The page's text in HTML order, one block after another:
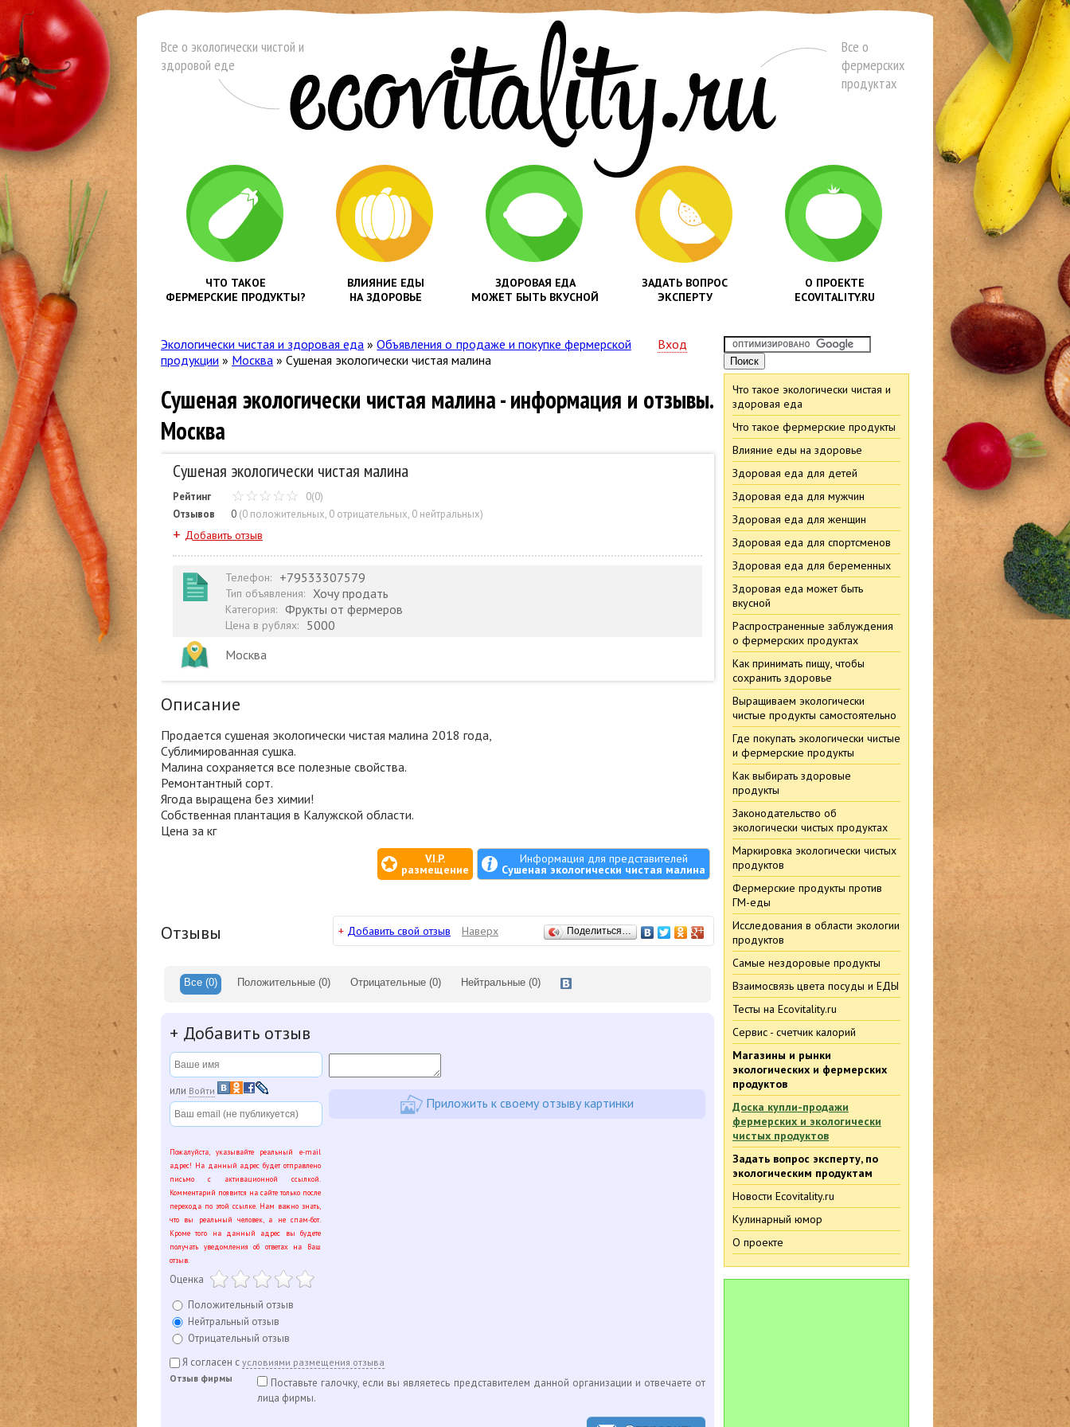
Все о экологически чистой и
здоровой еде
Все о
фермерских
продуктах
ЧТО ТАКОЕ
ФЕРМЕРСКИЕ ПРОДУКТЫ?
ВЛИЯНИЕ ЕДЫ
НА ЗДОРОВЬЕ
ЗДОРОВАЯ ЕДА
МОЖЕТ БЫТЬ ВКУСНОЙ
ЗАДАТЬ ВОПРОС
ЭКСПЕРТУ
О ПРОЕКТЕ
ECOVITALITY.RU
Экологически чистая и здоровая еда »Объявления о продаже и покупке фермерской
продукции » Москва » Сушеная экологически чистая малина
Вход
Сушеная экологически чистая малина - информация и отзывы.
Москва
Сушеная экологически чистая малина
Рейтинг
0(0)
Отзывов
0 (0 положительных, 0 отрицательных, 0 нейтральных)
+ Добавить отзыв
Телефон: +79533307579
Тип объявления: Хочу продать
Категория: Фрукты от фермеров
Цена в рублях:
5000
Москва
Описание
Продается сушеная экологически чистая малина 2018 года,
Сублимированная сушка.
Малина сохраняется все полезные свойства.
Ремонтантный сорт.
Ягода выращена без химии!
Собственная плантация в Калужской области.
Цена за кг
V.I.P.
размещение
Информация для представителей
Сушеная экологически чистая малина
Отзывы + Добавить свой отзыв Наверх Поделиться…
Все (0) Положительные(0) Отрицательные(0) Нейтральные(0)
+ Добавить отзыв
или Войти
Пожалуйста, указывайте реальный e-mail
адрес! На данный адрес будет отправлено
письмо с активационной ссылкой.
Комментарий появится на сайте только после
перехода по этой ссылке. Нам важно знать,
что вы реальный человек, а не спам-бот.
Кроме того на данный адрес вы будете
получать уведомления об ответах на Ваш
отзыв.
Оценка
Положительный отзыв
Нейтральный отзыв
Отрицательный отзыв
Приложить к своему отзыву картинки
Я согласен с условиями размещения отзыва
Отзыв фирмы
Поставьте галочку, если вы являетесь представителем данной организации и отвечаете от
лица фирмы.
Что такое экологически чистая и
здоровая еда
Что такое фермерские продукты
Влияние еды на здоровье
Здоровая еда для детей
Здоровая еда для мужчин
Здоровая еда для женщин
Здоровая еда для спортсменов
Здоровая еда для беременных
Здоровая еда может быть
вкусной
Распространенные заблуждения
о фермерских продуктах
Как принимать пищу, чтобы
сохранить здоровье
Выращиваем экологически
чистые продукты самостоятельно
Где покупать экологически чистые
и фермерские продукты
Как выбирать здоровые
продукты
Законодательство об
экологически чистых продуктах
Маркировка экологически чистых
продуктов
Фермерские продукты против
ГМ-еды
Исследования в области экологии
продуктов
Самые нездоровые продукты
Взаимосвязь цвета посуды и ЕДЫ
Тесты на Ecovitality.ru
Сервис - счетчик калорий
Магазины и рынки
экологических и фермерских
продуктов
Доска купли-продажи
фермерских и экологически
чистых продуктов
Задать вопрос эксперту, по
экологическим продуктам
Новости Ecovitality.ru
Кулинарный юмор
О проекте